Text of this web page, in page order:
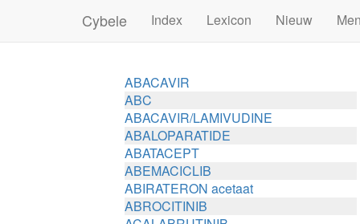
Cybele Index Lexicon Nieuw
ABACAVIR
ABC
ABACAVIR/LAMIVUDINE
ABALOPARATIDE
ABATACEPT
ABEMACICLIB
ABIRATERON acetaat
ABROCITINIB